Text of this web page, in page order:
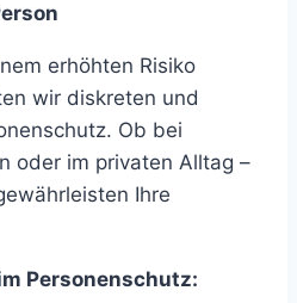
erhöhten Risiko
wir diskreten und
Ob bei
oder im privaten Alltag –
Ihre
Personenschutz: